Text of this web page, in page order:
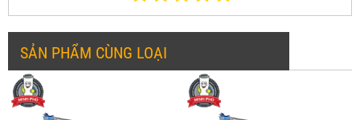
SẢN PHẨM CÙNG LOẠI